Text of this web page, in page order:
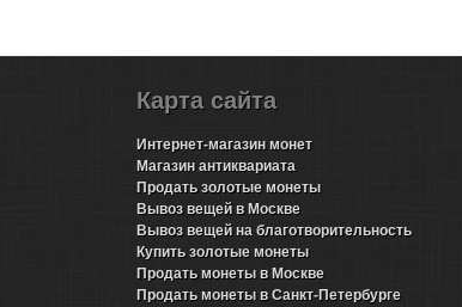
Карта сайта
Интернет-магазин монет
Магазин антиквариата
Продать золотые монеты
Вывоз вещей в Москве
Вывоз вещей на благотворительность
Купить золотые монеты
Продать монеты в Москве
Продать монеты в Санкт-Петербурге